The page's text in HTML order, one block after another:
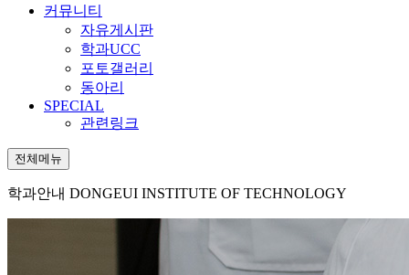
커뮤니티
자유게시판
학과UCC
포토갤러리
동아리
SPECIAL
관련링크
전체메뉴
학과안내 DONGEUI INSTITUTE OF TECHNOLOGY